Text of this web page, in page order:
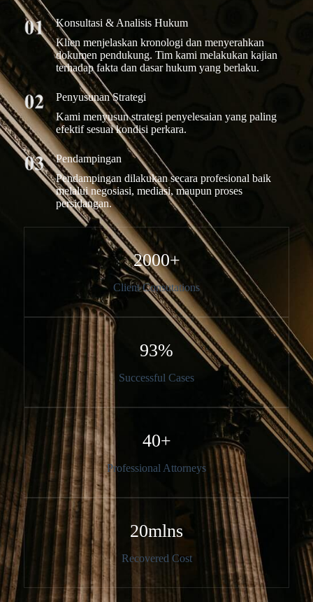
Konsultasi & Analisis Hukum
Klien menjelaskan kronologi dan menyerahkan
dokumen pendukung. Tim kami melakukan kajian
terhadap fakta dan dasar hukum yang berlaku.
Penyusunan Strategi
Kami menyusun strategi penyelesaian yang paling
efektif sesuai kondisi perkara.
Pendampingan
Pendampingan dilakukan secara profesional baik
melalui negosiasi, mediasi, maupun proses
persidangan.
2000+​
Client Consutations​
93%​
Successful Cases​
40+​
Professional Attorneys​
20mlns​
Recovered Cost​